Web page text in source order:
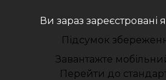
Ви зараз зареєстровані
Підсумок
Завантажте
Перейти до